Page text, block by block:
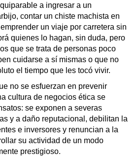
Datos Útiles
Fúnebres
Edictos
Teléfonos de urgencia
a ingresar a un
contar un chiste machista en
un viaje por carretera sin
quienes lo hagan, sin duda, pero
que se trata de personas poco
cuidarse a sí mismas o que no
el tiempo que les tocó vivir.
no se esfuerzan en prevenir
cultura de negocios ética se
se exponen a severas
y a daño reputacional, debilitan la
e inversores y renuncian a la
su actividad de un modo
prestigioso.